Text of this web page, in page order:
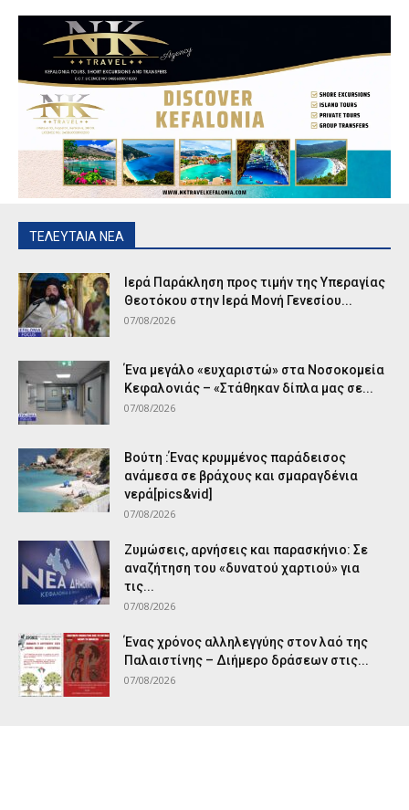
ΤΕΛΕΥΤΑΙΑ ΝΕΑ
Ιερά Παράκληση προς τιμήν της Υπεραγίας
Θεοτόκου στην Ιερά Μονή Γενεσίου...
07/08/2026
Ένα μεγάλο «ευχαριστώ» στα Νοσοκομεία
Κεφαλονιάς – «Στάθηκαν δίπλα μας σε...
07/08/2026
Βούτη :Ένας κρυμμένος παράδεισος
ανάμεσα σε βράχους και σμαραγδένια
νερά[pics&vid]
07/08/2026
Ζυμώσεις, αρνήσεις και παρασκήνιο: Σε
αναζήτηση του «δυνατού χαρτιού» για
τις...
07/08/2026
Ένας χρόνος αλληλεγγύης στον λαό της
Παλαιστίνης – Διήμερο δράσεων στις...
07/08/2026